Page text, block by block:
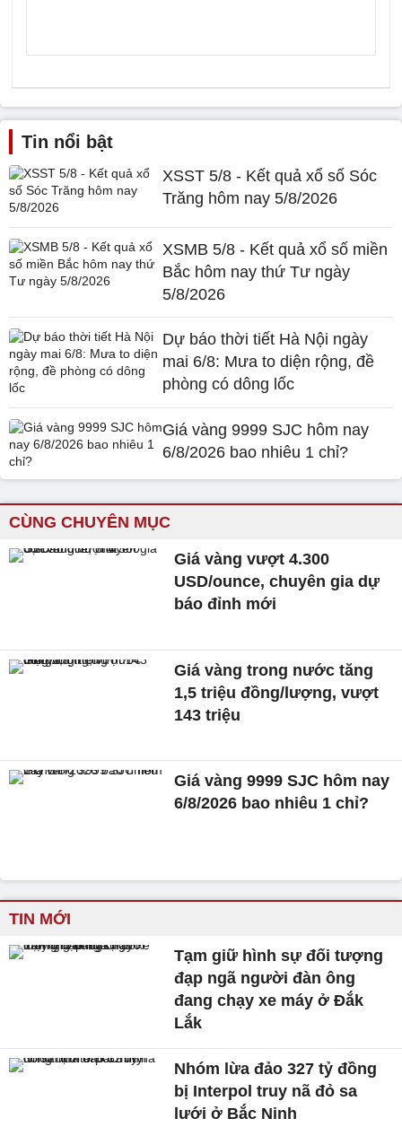
Tin nổi bật
XSST 5/8 - Kết quả xổ số Sóc
Trăng hôm nay 5/8/2026
XSMB 5/8 - Kết quả xổ số miền
Bắc hôm nay thứ Tư ngày
5/8/2026
Dự báo thời tiết Hà Nội ngày
mai 6/8: Mưa to diện rộng, đề
phòng có dông lốc
Giá vàng 9999 SJC hôm nay
6/8/2026 bao nhiêu 1 chỉ?
CÙNG CHUYÊN MỤC
Giá vàng vượt 4.300
USD/ounce, chuyên gia dự
báo đỉnh mới
Giá vàng trong nước tăng
1,5 triệu đồng/lượng, vượt
143 triệu
Giá vàng 9999 SJC hôm nay
6/8/2026 bao nhiêu 1 chỉ?
TIN MỚI
Tạm giữ hình sự đối tượng
đạp ngã người đàn ông
đang chạy xe máy ở Đắk
Lắk
Nhóm lừa đảo 327 tỷ đồng
bị Interpol truy nã đỏ sa
lưới ở Bắc Ninh